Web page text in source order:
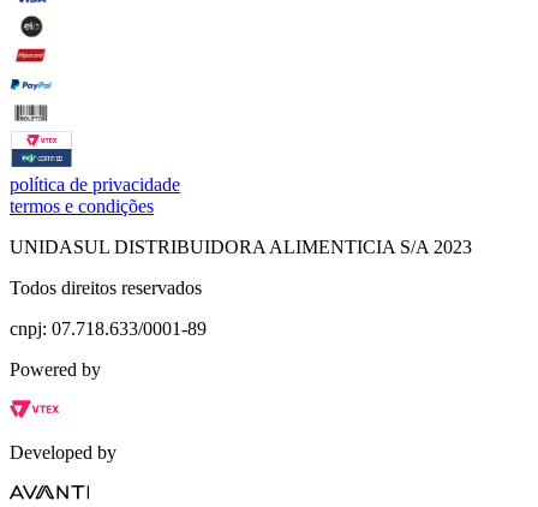
política de privacidade
termos e condições
UNIDASUL DISTRIBUIDORA ALIMENTICIA S/A 2023
Todos direitos reservados
cnpj: 07.718.633/0001-89
Powered by
Developed by